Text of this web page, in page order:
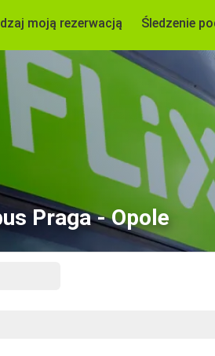
moją rezerwacją Śledzenie
Praga - Opole